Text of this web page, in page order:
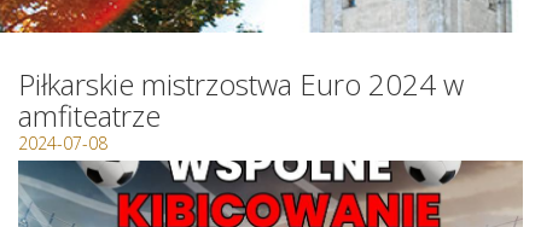
Piłkarskie mistrzostwa Euro 2024 w
amfiteatrze
2024-07-08